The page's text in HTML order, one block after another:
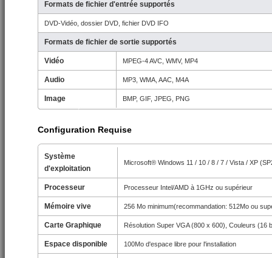
Formats de fichier d'entrée supportés
DVD-Vidéo, dossier DVD, fichier DVD IFO
Formats de fichier de sortie supportés
Vidéo MPEG-4 AVC, WMV, MP4
Audio MP3, WMA, AAC, M4A
Image BMP, GIF, JPEG, PNG
Configuration Requise
Système
d'exploitation
Microsoft® Windows 11 / 10 / 8 / 7 / Vista / XP
Processeur Processeur Intel/AMD à 1GHz ou supérieur
Mémoire vive 256 Mo minimum(recommandation: 512Mo ou
Carte Graphique Résolution Super VGA (800 x 600), Couleurs (16
Espace disponible 100Mo d'espace libre pour l'installation